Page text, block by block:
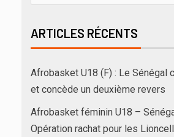
ARTICLES RÉCENTS
Afrobasket U18 (F) : Le Sénégal
et concède un deuxième revers
Afrobasket féminin U18 –
Opération rachat pour les